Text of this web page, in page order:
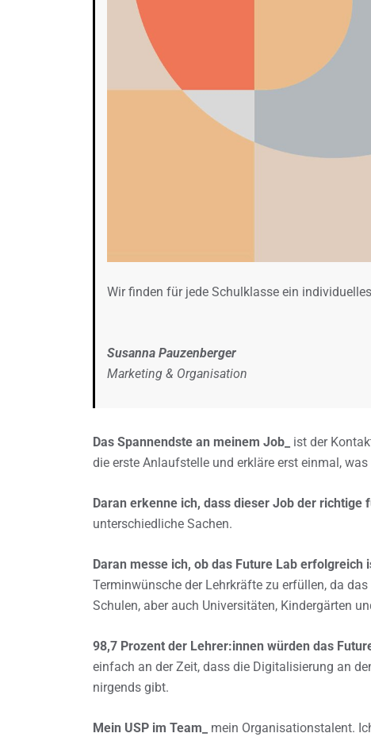
Wir finden für jede Schulklasse ein
Susanna Pauzenberger
Marketing & Organisation
Das Spannendste an meinem Job_
ist der
die erste Anlaufstelle und erkläre erst einmal,
Daran erkenne ich, dass dieser Job der richtige
unterschiedliche Sachen.
Daran messe ich, ob das Future Lab erfolgreich
Terminwünsche der Lehrkräfte zu erfüllen, da
Schulen, aber auch Universitäten, Kindergärten
98,7 Prozent der Lehrer:innen würden das
einfach an der Zeit, dass die Digitalisierung an
nirgends gibt.
Mein USP im Team_ mein Organisationstalent.